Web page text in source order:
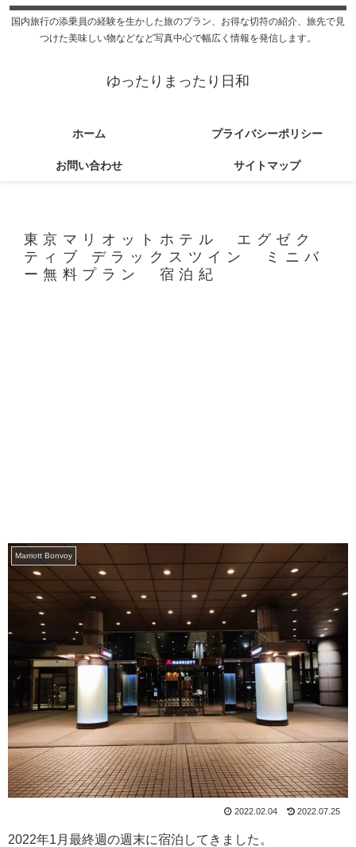
国内旅行の添乗員の経験を生かした旅のプラン、お得な切符の紹介、旅先で見
つけた美味しい物などなど写真中心で幅広く情報を発信します。
ゆったりまったり日和
ホーム プライバシーポリシー
お問い合わせ サイトマップ
東京マリオットホテル エグゼク
ティブ デラックスツイン ミニバ
ー無料プラン 宿泊紀
Marriott Bonvoy
2022.02.04 2022.07.25
2022年1月最終週の週末に宿泊してきました。